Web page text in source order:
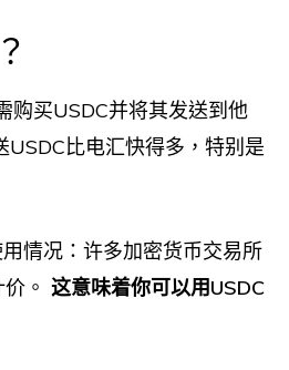
购买USDC并将其发送到他
比电汇快得多，特别是
情况：许多加密货币交易所
。 这意味着你可以用USDC